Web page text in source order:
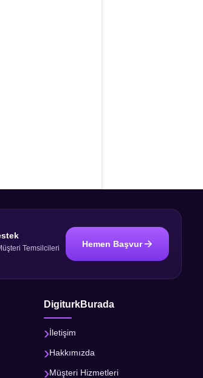
Temsilcileri Hemen Başvur
DigiturkBurada
İletişim
Hakkımızda
Müşteri Hizmetleri